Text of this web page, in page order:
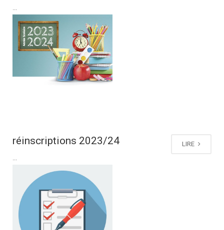
...
LIRE
réinscriptions 2023/24